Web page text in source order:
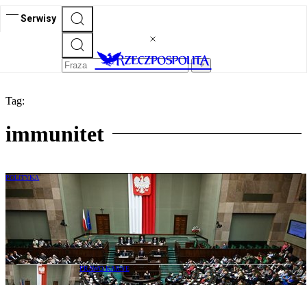
Serwisy
Tag:
immunitet
POLITYKA
Sejm uchylił immunitet posłowi
Wojciechowi Królowi. Adam Dziedzic go
zachowa
PRAWO KARNE